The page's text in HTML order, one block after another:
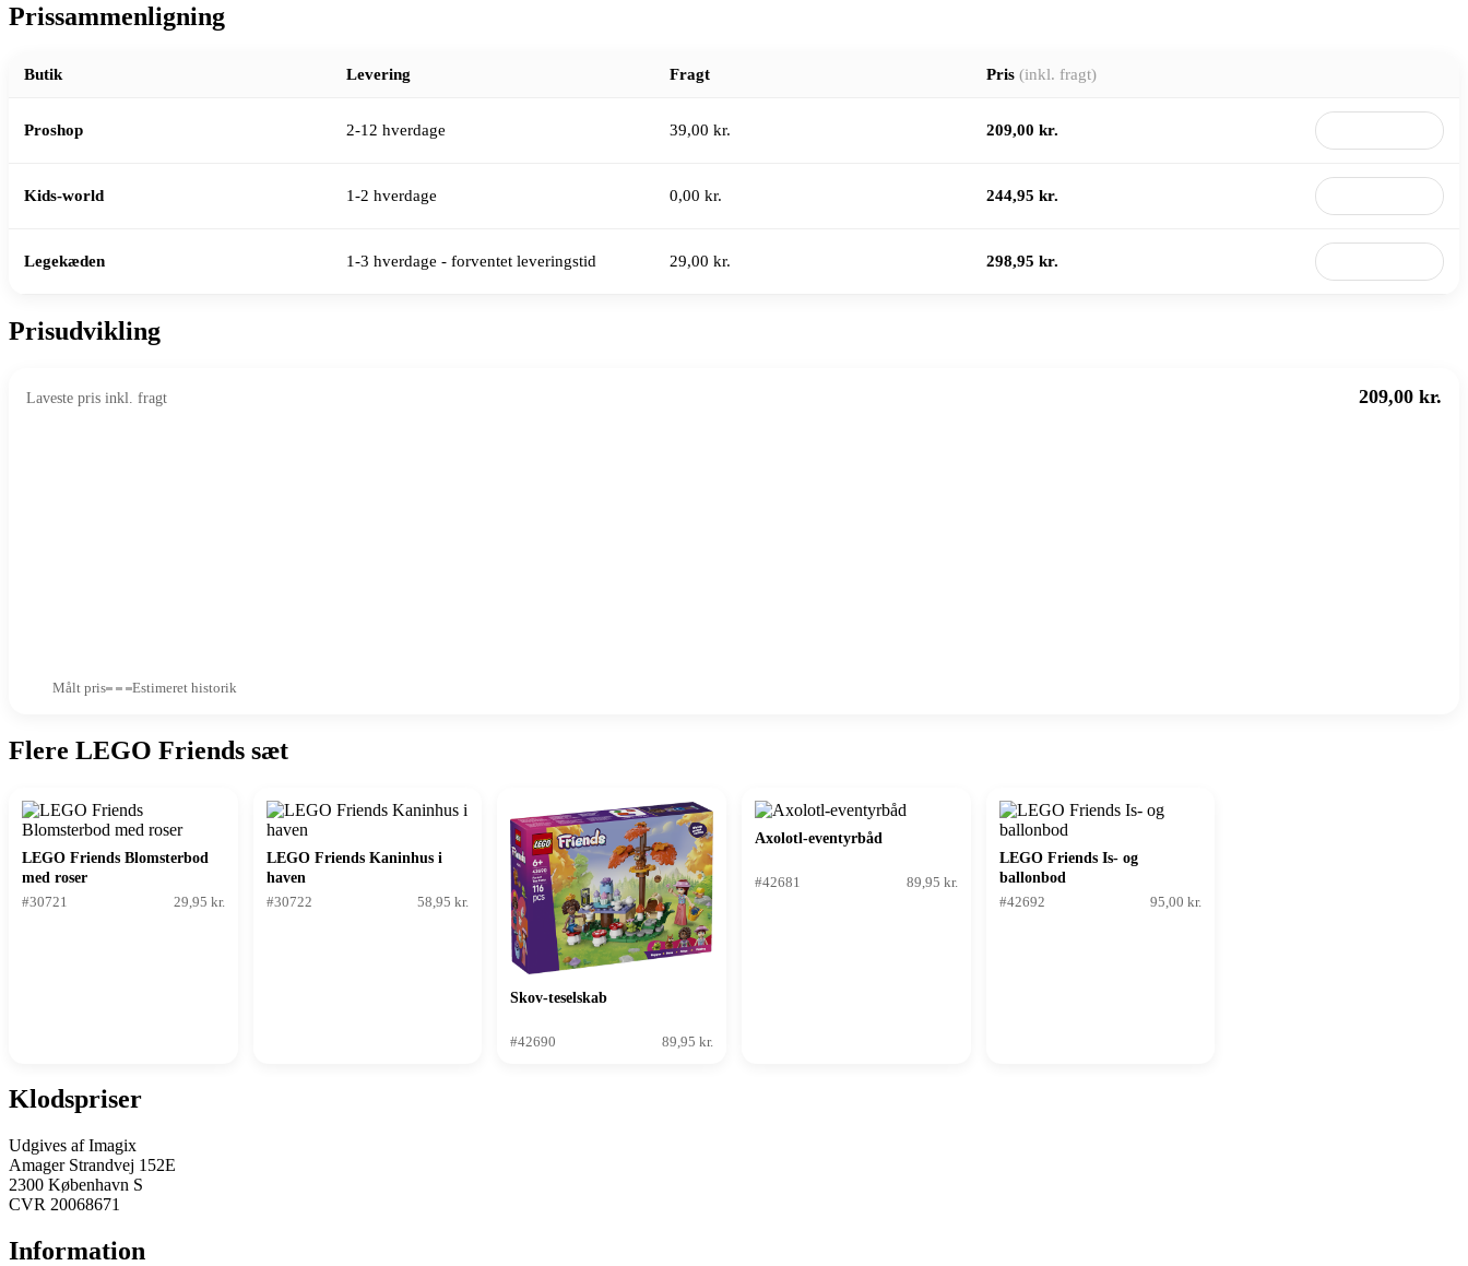
Prissammenligning
Butik Levering Fragt Pris (inkl. fragt)
Proshop 2-12 hverdage 39,00 kr. 209,00 kr.
Kids-world 1-2 hverdage 0,00 kr. 244,95 kr.
Legekæden 1-3 hverdage - forventet leveringstid 29,00 kr. 298,95 kr.
Prisudvikling
Laveste pris inkl. fragt 209,00 kr.
Målt pris Estimeret historik
Flere LEGO Friends sæt
LEGO Friends Blomsterbod
med roser
#30721
29,95 kr.
LEGO Friends Kaninhus i
haven
#30722
58,95 kr.
Skov-teselskab
#42690 89,95 kr.
Axolotl-eventyrbåd
#42681 89,95 kr.
LEGO Friends Is- og
ballonbod
#42692
95,00 kr.
Klodspriser
Udgives af Imagix
Amager Strandvej 152E
2300 København S
CVR 20068671
Information